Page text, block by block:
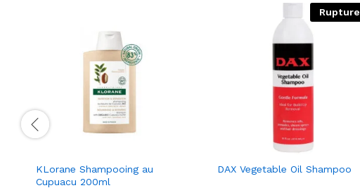
KLorane Shampooing au
Cupuacu 200ml
Rupture
DAX Vegetable Oil Shampoo